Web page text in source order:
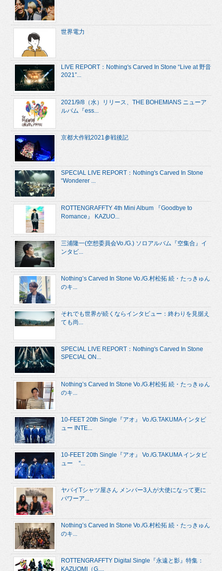
世界電力
LIVE REPORT：Nothing's Carved In Stone “Live at 野音
2021”...
2021/9/8（水）リリース、THE BOHEMIANS ニューア
ルバム『ess...
京都大作戦2021参戦後記
SPECIAL LIVE REPORT：Nothing's Carved In Stone
“Wonderer ...
ROTTENGRAFFTY 4th Mini Album 『Goodbye to
Romance』 KAZUO...
三浦隆一(空想委員会Vo./G.) ソロアルバム『空集合』イ
ンタビ...
Nothing’s Carved In Stone Vo./G.村松拓 続・たっきゅん
のキ...
それでも世界が続くならインタビュー：終わりを見据え
ても尚...
SPECIAL LIVE REPORT：Nothing's Carved In Stone
SPECIAL ON...
Nothing’s Carved In Stone Vo./G.村松拓 続・たっきゅん
のキ...
10-FEET 20th Single『アオ』 Vo./G.TAKUMAインタビ
ュー INTE...
10-FEET 20th Single『アオ』 Vo./G.TAKUMA インタビ
ュー “...
ヤバイTシャツ屋さん メンバー3人が大使になって更に
パワーア...
Nothing’s Carved In Stone Vo./G.村松拓 続・たっきゅん
のキ...
ROTTENGRAFFTY Digital Single『永遠と影』特集：
KAZUOMI（G....